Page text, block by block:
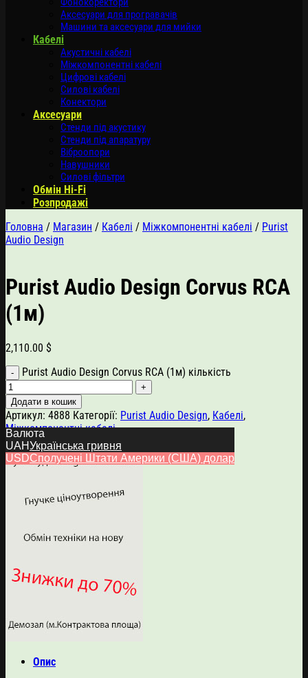
Аксесуари для програвачів
Машини та аксесуари для мийки
Кабелі
Акустичні кабелі
Міжкомпонентні кабелі
Цифрові кабелі
Силові кабелі
Конектори
Аксесуари
Стенди під акустику
Стенди під апаратуру
Віброопори
Навушники
Силові фільтри
Обмін Hi-Fi
Розпродажі
Головна / Магазин / Кабелі / Міжкомпонентні кабелі / Purist
Audio Design
Purist Audio Design Corvus RCA
(1м)
2,110.00 $
Purist Audio Design Corvus RCA (1м) кількість
Додати в кошик
Артикул: 4888 Категорії: Purist Audio Design, Кабелі,
Міжкомпонентні кабелі
Опис
Валюта
UAHУкраїнська гривня
USDСполучені Штати Америки (США) долар